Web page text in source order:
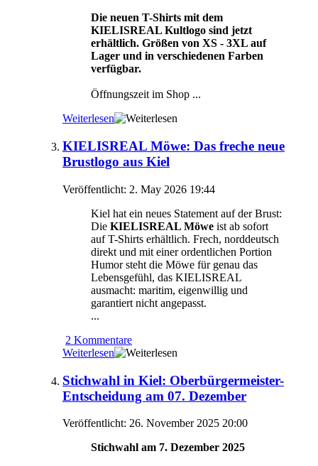
Die neuen T-Shirts mit dem
KIELISREAL Kultlogo sind jetzt
erhältlich. Größen von XS - 3XL auf
Lager und in verschiedenen Farben
verfügbar.
Öffnungszeit im Shop ...
Weiterlesen
KIELISREAL Möwe: Das freche neue
Brustlogo aus Kiel
Veröffentlicht: 2. May 2026 19:44
Kiel hat ein neues Statement auf der Brust:
Die KIELISREAL Möwe ist ab sofort
auf T-Shirts erhältlich. Frech, norddeutsch
direkt und mit einer ordentlichen Portion
Humor steht die Möwe für genau das
Lebensgefühl, das KIELISREAL
ausmacht: maritim, eigenwillig und
garantiert nicht angepasst.
...
2 Kommentare
Weiterlesen
Stichwahl in Kiel: Oberbürgermeister-
Entscheidung am 07. Dezember
Veröffentlicht: 26. November 2025 20:00
Stichwahl am 7. Dezember 2025